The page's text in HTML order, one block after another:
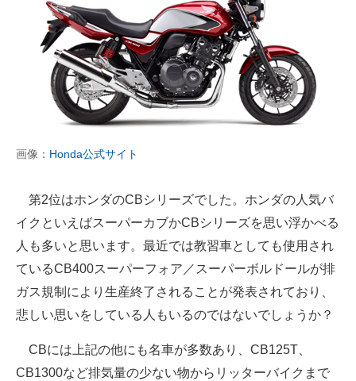
建設×テクノロジーの最前線
ちょっと気になるネットの話題
画像： Honda公式サイト
第2位はホンダのCBシリーズでした。ホンダの人気バ
イクといえばスーパーカブかCBシリーズを思い浮かべる
人も多いと思います。最近では教習車としても使用され
ているCB400スーパーフォア／スーパーボルドールが排
ガス規制により生産終了されることが発表されており、
悲しい思いをしている人もいるのではないでしょうか？
CBには上記の他にも名車が多数あり、CB125T、
CB1300など排気量の少ない物からリッターバイクまで